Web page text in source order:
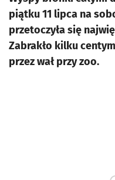
piątku 11 lipca na
przetoczyła się
Zabrakło kilku
przez wał przy zoo.